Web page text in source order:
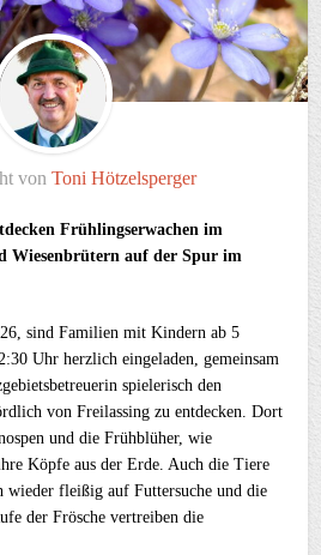
von Toni Hötzelsperger
Frühlingserwachen im
Wiesenbrütern auf der Spur im
sind Familien mit Kindern ab 5
Uhr herzlich eingeladen, gemeinsam
spielerisch den
von Freilassing zu entdecken. Dort
und die Frühblüher, wie
Köpfe aus der Erde. Auch die Tiere
wieder fleißig auf Futtersuche und die
der Frösche vertreiben die